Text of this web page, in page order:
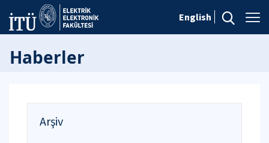
English
Haberler
Arşiv